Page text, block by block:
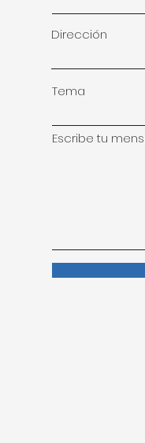
Dirección
Tema
Escribe tu